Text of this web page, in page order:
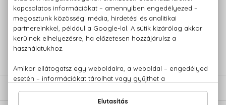
100% eredeti termékek,14 napos visszaküldési garanciával
Kérdésed van, elakadtál? Hívd ügyfélszolgálatunkat: +36 20
779 1926